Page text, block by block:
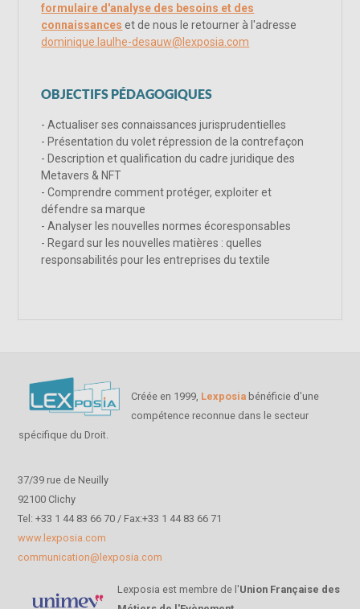
formulaire d'analyse des besoins et des
connaissances et de nous le retourner à l'adresse
dominique.laulhe-desauw@lexposia.com
OBJECTIFS PÉDAGOGIQUES
- Actualiser ses connaissances jurisprudentielles
- Présentation du volet répression de la contrefaçon
- Description et qualification du cadre juridique des
Metavers & NFT
- Comprendre comment protéger, exploiter et
défendre sa marque
- Analyser les nouvelles normes écoresponsables
- Regard sur les nouvelles matières : quelles
responsabilités pour les entreprises du textile
Créée en 1999, Lexposiabénéficie d'une
compétence reconnue dans le secteur
spécifique du Droit.
37/39 rue de Neuilly
92100 Clichy
Tel: +33 1 44 83 66 70 / Fax:+33 1 44 83 66 71
www.lexposia.com
communication@lexposia.com
Lexposia est membre de l'Union Française des